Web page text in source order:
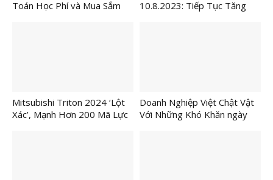
Toán Học Phí và Mua Sắm
10.8.2023: Tiếp Tục Tăng
Mitsubishi Triton 2024 ‘Lột
Xác’, Mạnh Hơn 200 Mã Lực
Doanh Nghiệp Việt Chật Vật
Với Những Khó Khăn ngày